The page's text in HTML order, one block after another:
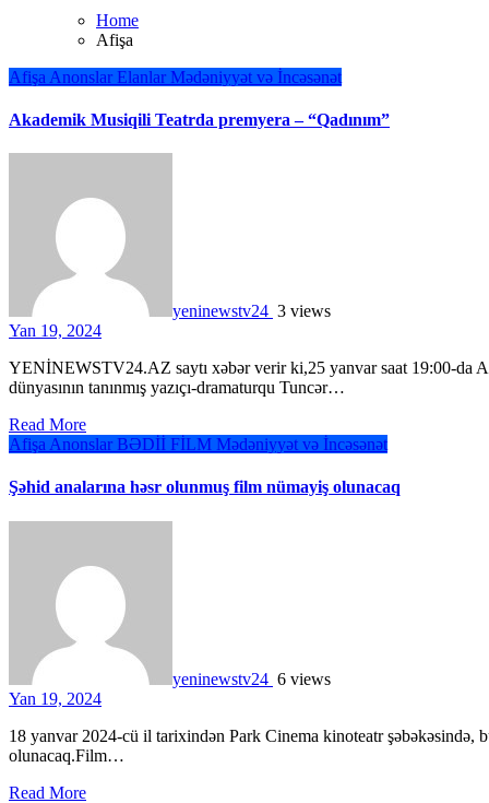
Home
Afişa
Afişa Anonslar Elanlar Mədəniyyət və İncəsənət
Akademik Musiqili Teatrda premyera – “Qadınım”
yeninewstv24 3 views
Yan 19, 2024
YENİNEWSTV24.AZ saytı xəbər verir ki,25 yanvar saat 19:00-da Azərbaycan Dövlət Akademik Musiqili Teatrında Türk
dünyasının tanınmış yazıçı-dramaturqu Tuncər…
Read More
Afişa Anonslar BƏDİİ FİLM Mədəniyyət və İncəsənət
Şəhid analarına həsr olunmuş film nümayiş olunacaq
yeninewstv24 6 views
Yan 19, 2024
18 yanvar 2024-cü il tarixindən Park Cinema kinoteatr şəbəkəsində, bütün şəhid analarına həsr olunmuş “Ana” filmi nümayiş
olunacaq.Film…
Read More